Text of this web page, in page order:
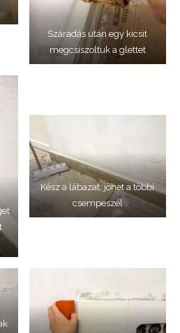
Száradás után egy kicsit
megcsiszoltuk a glettet
Kész a lábazat, jöhet a többi
csempeszél